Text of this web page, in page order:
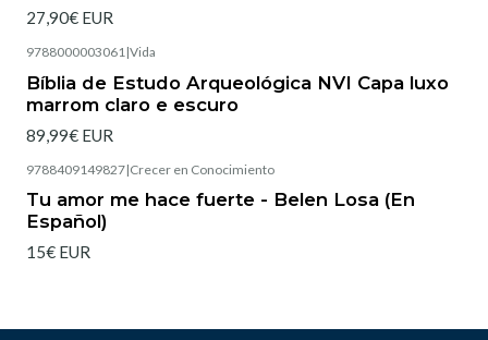
27,90€ EUR
9788000003061|Vida
Bíblia de Estudo Arqueológica NVI Capa luxo
marrom claro e escuro
89,99€ EUR
9788409149827|Crecer en Conocimiento
Tu amor me hace fuerte - Belen Losa (En
Español)
15€ EUR